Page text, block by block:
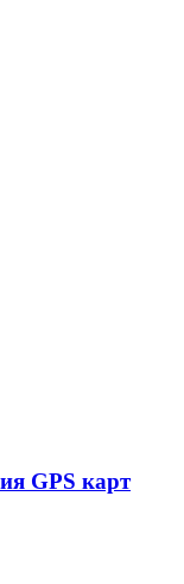
GPS карт